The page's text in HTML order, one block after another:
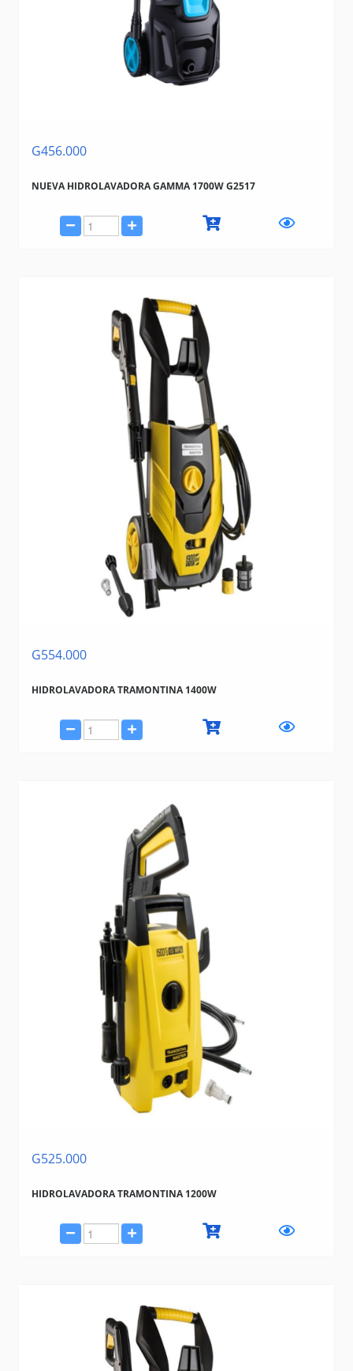
G456.000
NUEVA HIDROLAVADORA GAMMA 1700W G2517
G554.000
HIDROLAVADORA TRAMONTINA 1400W
G525.000
HIDROLAVADORA TRAMONTINA 1200W